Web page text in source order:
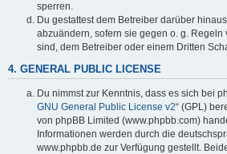
sperren.
Du gestattest dem Betreiber darüber
abzuändern, sofern sie gegen o. g.
sind, dem Betreiber oder einem Dritten
4. GENERAL PUBLIC LICENSE
Du nimmst zur Kenntnis, dass es sich bei
GNU General Public License v2“ (GPL)
von phpBB Limited (www.phpbb.com)
Informationen werden durch die
www.phpbb.de zur Verfügung gestellt.